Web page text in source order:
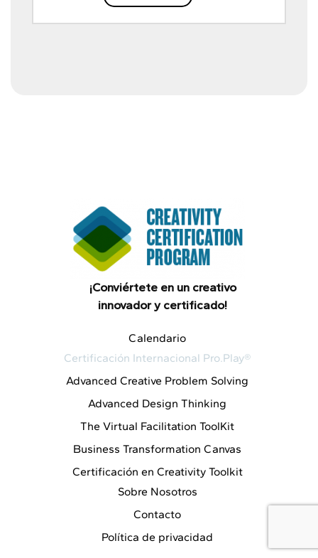
¡Conviértete en un creativo
innovador y certificado!
Calendario
Certificación Internacional Pro.Play®
Advanced Creative Problem Solving
Advanced Design Thinking
The Virtual Facilitation ToolKit
Business Transformation Canvas
Certificación en Creativity Toolkit
Sobre Nosotros
Contacto
Política de privacidad